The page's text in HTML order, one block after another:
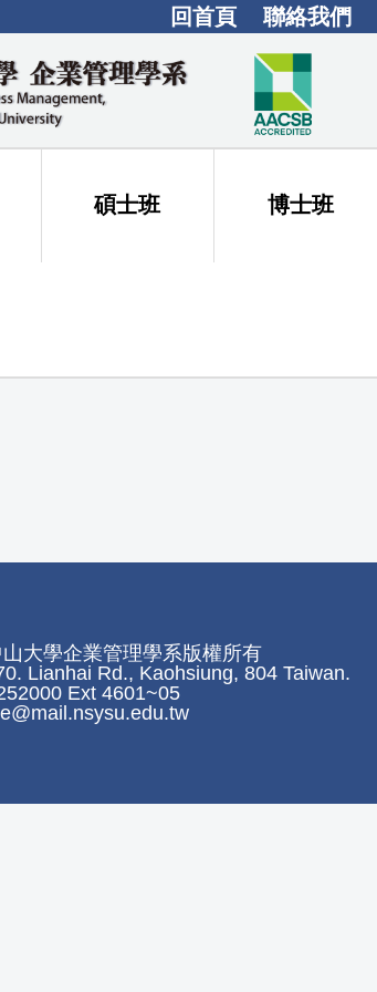
回首頁 聯絡我們
碩士班 博士班
大學企業管理學系版權所有
Lianhai Rd., Kaohsiung, 804 Taiwan.
Ext 4601~05